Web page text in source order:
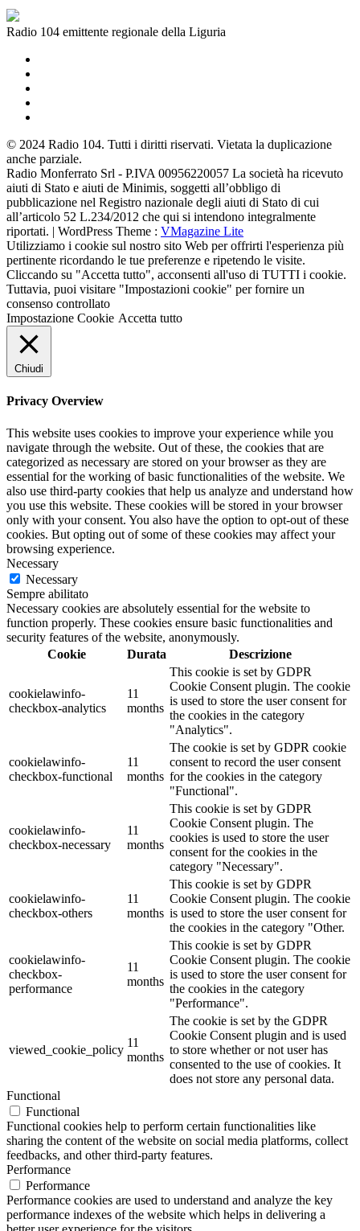
Radio 104 emittente regionale della Liguria
© 2024 Radio 104. Tutti i diritti riservati. Vietata la duplicazione
anche parziale.
Radio Monferrato Srl - P.IVA 00956220057 La società ha ricevuto
aiuti di Stato e aiuti de Minimis, soggetti all’obbligo di
pubblicazione nel Registro nazionale degli aiuti di Stato di cui
all’articolo 52 L.234/2012 che qui si intendono integralmente
riportati. | WordPress Theme : VMagazine Lite
Utilizziamo i cookie sul nostro sito Web per offrirti l'esperienza più
pertinente ricordando le tue preferenze e ripetendo le visite.
Cliccando su "Accetta tutto", acconsenti all'uso di TUTTI i cookie.
Tuttavia, puoi visitare "Impostazioni cookie" per fornire un
consenso controllato
Impostazione Cookie Accetta tutto
Chiudi
Privacy Overview
This website uses cookies to improve your experience while you
navigate through the website. Out of these, the cookies that are
categorized as necessary are stored on your browser as they are
essential for the working of basic functionalities of the website. We
also use third-party cookies that help us analyze and understand how
you use this website. These cookies will be stored in your browser
only with your consent. You also have the option to opt-out of these
cookies. But opting out of some of these cookies may affect your
browsing experience.
Necessary
Necessary
Sempre abilitato
Necessary cookies are absolutely essential for the website to
function properly. These cookies ensure basic functionalities and
security features of the website, anonymously.
Cookie
Durata Descrizione
cookielawinfo-
checkbox-analytics
11
months
This cookie is set by GDPR
Cookie Consent plugin. The cookie
is used to store the user consent for
the cookies in the category
"Analytics".
cookielawinfo-
checkbox-functional
11
months
The cookie is set by GDPR cookie
consent to record the user consent
for the cookies in the category
"Functional".
cookielawinfo-
checkbox-necessary
11
months
This cookie is set by GDPR
Cookie Consent plugin. The
cookies is used to store the user
consent for the cookies in the
category "Necessary".
cookielawinfo-
checkbox-others
11
months
This cookie is set by GDPR
Cookie Consent plugin. The cookie
is used to store the user consent for
the cookies in the category "Other.
cookielawinfo-
checkbox-
performance
11
months
This cookie is set by GDPR
Cookie Consent plugin. The cookie
is used to store the user consent for
the cookies in the category
"Performance".
viewed_cookie_policy
11
months
The cookie is set by the GDPR
Cookie Consent plugin and is used
to store whether or not user has
consented to the use of cookies. It
does not store any personal data.
Functional
Functional
Functional cookies help to perform certain functionalities like
sharing the content of the website on social media platforms, collect
feedbacks, and other third-party features.
Performance
Performance
Performance cookies are used to understand and analyze the key
performance indexes of the website which helps in delivering a